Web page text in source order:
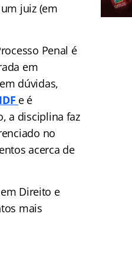
juiz (em
Penal é
em
dúvidas,
e é
a disciplina faz
no
acerca de
Direito e
mais